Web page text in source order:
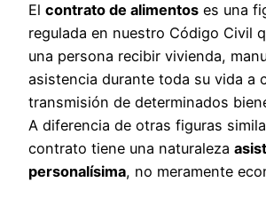
El contrato de alimentos es una
regulada en nuestro Código Civil
una persona recibir vivienda,
asistencia durante toda su vida a
transmisión de determinados
A diferencia de otras figuras
contrato tiene una naturaleza
personalísima, no meramente